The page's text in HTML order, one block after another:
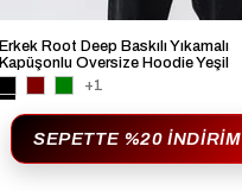
Erkek Root Deep Baskılı Yıkamalı
Kapüşonlu Oversize Hoodie Yeşil
+1
SEPETTE %20 İNDIRIM